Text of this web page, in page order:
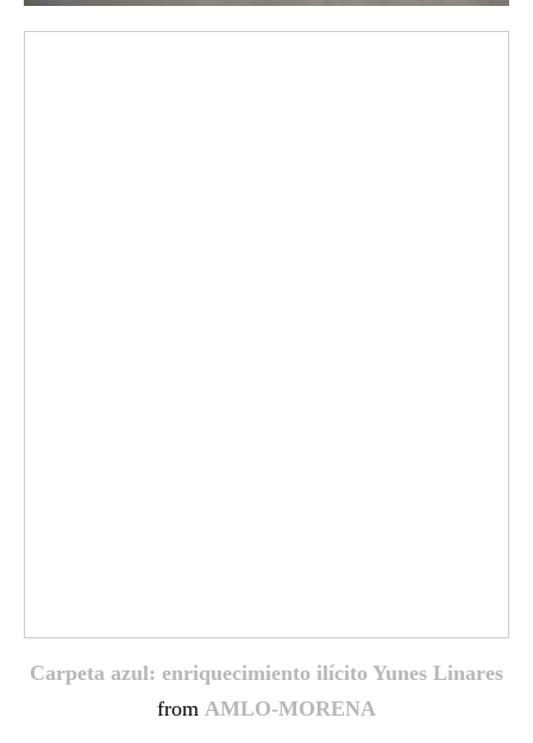
Carpeta azul: enriquecimiento ilícito Yunes Linares
from AMLO-MORENA